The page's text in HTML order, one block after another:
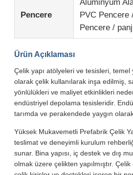
Fabrika turu
Bizimle İletişim
Haberler
Durumlar
blog
Pencere
Alüminyum
PVC Pencere
Pencere /
Ürün Açıklaması
Çelik yapı atölyeleri ve tesisleri, temel
olarak çelik kullanılarak inşa edilmiş,
yönlülükleri ve maliyet etkinlikleri
endüstriyel depolama tesisleridir.
tarımda ve perakendede yaygın
Yüksek Mukavemetli Prefabrik Çelik
teslimat ve deneyimli kurulum
sunar. Bina yapısı, iç destek ve dış
olmak üzere çelikten yapılmıştır.